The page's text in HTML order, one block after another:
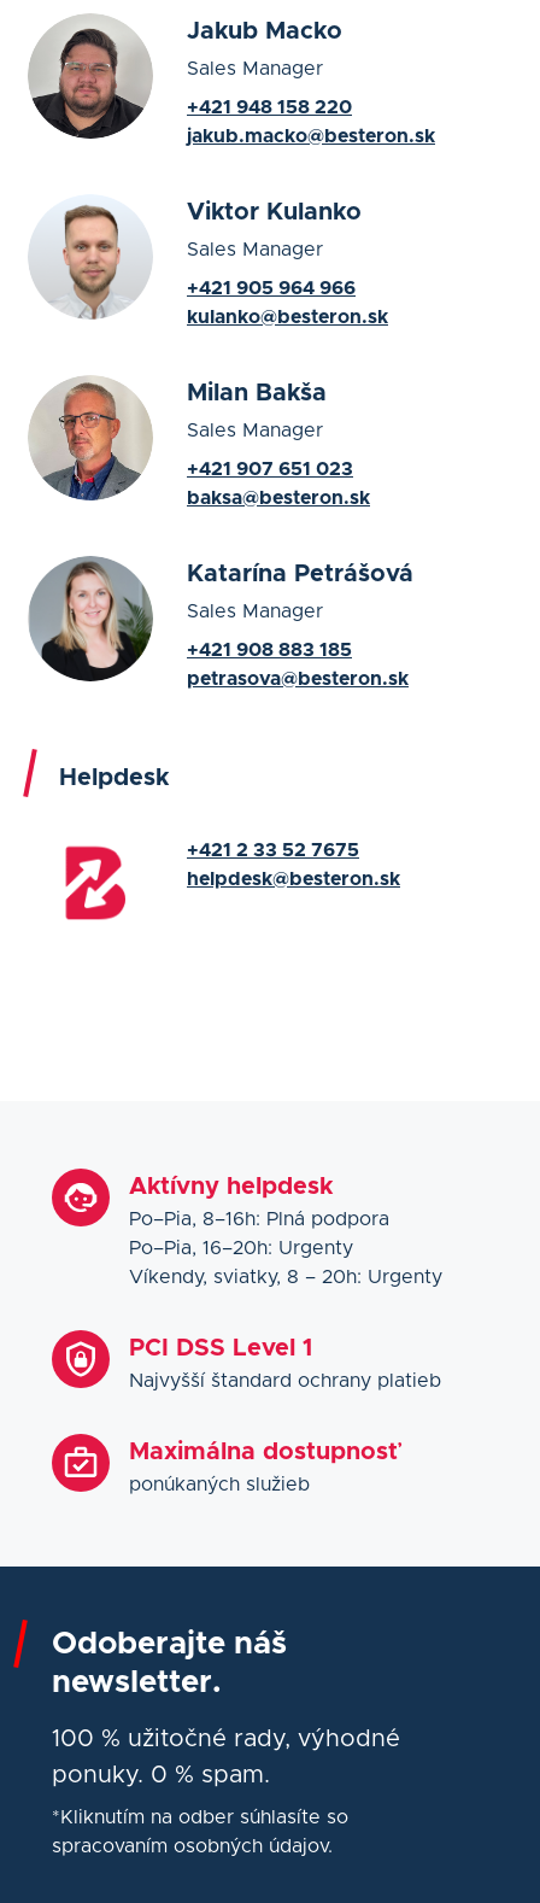
Jakub Macko
Sales Manager
+421 948 158 220
jakub.macko@besteron.sk
Viktor Kulanko
Sales Manager
+421 905 964 966
kulanko@besteron.sk
Milan Bakša
Sales Manager
+421 907 651 023
baksa@besteron.sk
Katarína Petrášová
Sales Manager
+421 908 883 185
petrasova@besteron.sk
Helpdesk
+421 2 33 52 7675
helpdesk@besteron.sk
Aktívny helpdesk
Po–Pia, 8–16h: Plná podpora
Po–Pia, 16–20h: Urgenty
Víkendy, sviatky, 8 – 20h: Urgenty
PCI DSS Level 1
Najvyšší štandard ochrany platieb
Maximálna dostupnosť
ponúkaných služieb
Odoberajte náš
newsletter.
100 % užitočné rady, výhodné
ponuky. 0 % spam.
*Kliknutím na odber súhlasíte so
spracovaním osobných údajov.